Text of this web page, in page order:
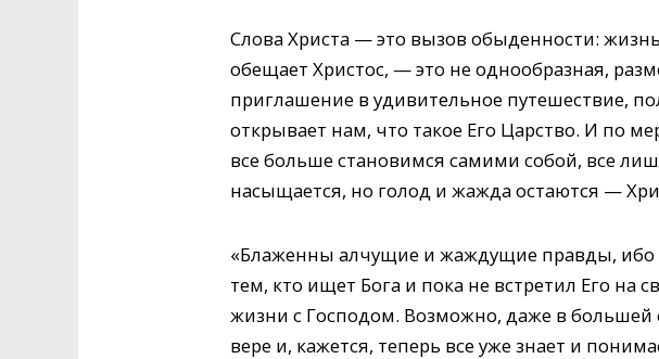
Слова Христа — это вызов обыденности:
обещает Христос, — это не однообразная,
приглашение в удивительное путешествие,
открывает нам, что такое Его Царство. И по
все больше становимся самими собой, все
насыщается, но голод и жажда остаются —
«Блаженны алчущие и жаждущие правды, ибо
тем, кто ищет Бога и пока не встретил Его на
жизни с Господом. Возможно, даже в большей
вере и, кажется, теперь все уже знает и